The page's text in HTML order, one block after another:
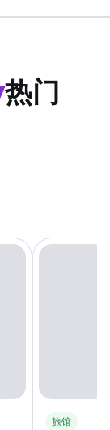
热门
旅馆